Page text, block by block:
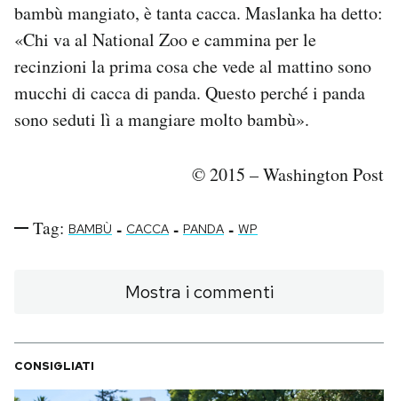
bambù mangiato, è tanta cacca. Maslanka ha detto:
«Chi va al National Zoo e cammina per le
recinzioni la prima cosa che vede al mattino sono
mucchi di cacca di panda. Questo perché i panda
sono seduti lì a mangiare molto bambù».
© 2015 – Washington Post
Tag: BAMBÙ - CACCA - PANDA - WP
Mostra i commenti
CONSIGLIATI